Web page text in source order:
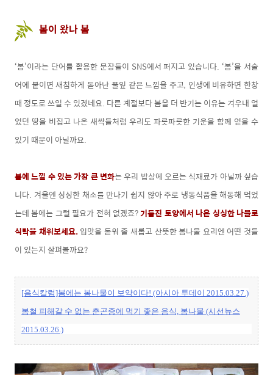
봄이 왔나 봄
‘봄’이라는 단어를 활용한 문장들이 SNS에서 퍼지고 있습니다. ‘봄’을 서술
어에 붙이면 새침하게 돋아난 풀잎 같은 느낌을 주고, 인생에 비유하면 한창
때 정도로 쓰일 수 있겠네요. 다른 계절보다 봄을 더 반기는 이유는 겨우내 얼
었던 땅을 비집고 나온 새싹들처럼 우리도 파릇파릇한 기운을 함께 얻을 수
있기 때문이 아닐까요.
봄에 느낄 수 있는 가장 큰 변화는 우리 밥상에 오르는 식재료가 아닐까 싶습
니다. 겨울엔 싱싱한 채소를 만나기 쉽지 않아 주로 냉동식품을 해동해 먹었
는데 봄에는 그럴 필요가 전혀 없겠죠?기름진 토양에서 나온 싱싱한 나물로
식탁을 채워보세요.입맛을 돋워 줄 새롭고 산뜻한 봄나물 요리엔 어떤 것들
이 있는지 살펴볼까요?
[음식칼럼]봄에는 봄나물이 보약이다! (아시아 투데이 2015.03.27.)
봄철 피해갈 수 없는 춘곤증에 먹기 좋은 음식, 봄나물 (시선뉴스
2015.03.26.)